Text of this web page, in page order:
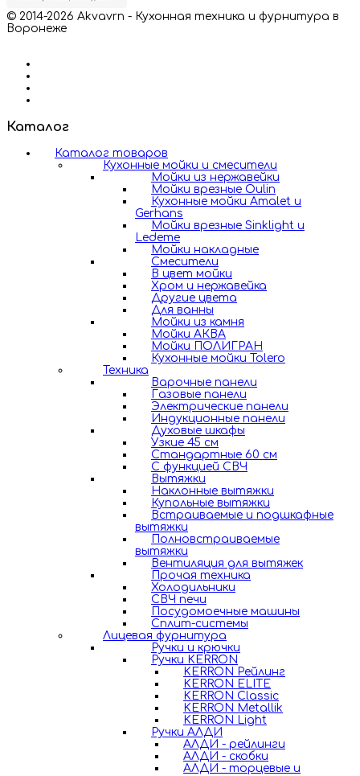
© 2014-2026 Akvavrn - Кухонная техника и фурнитура в
Воронеже
Каталог
Каталог товаров
Кухонные мойки и смесители
Мойки из нержавейки
Мойки врезные Oulin
Кухонные мойки Amalet и
Gerhans
Мойки врезные Sinklight и
Ledeme
Мойки накладные
Смесители
В цвет мойки
Хром и нержавейка
Другие цвета
Для ванны
Мойки из камня
Мойки АКВА
Мойки ПОЛИГРАН
Кухонные мойки Tolero
Техника
Варочные панели
Газовые панели
Электрические панели
Индукционные панели
Духовые шкафы
Узкие 45 см
Стандартные 60 см
С функцией СВЧ
Вытяжки
Наклонные вытяжки
Купольные вытяжки
Встраиваемые и подшкафные
вытяжки
Полновстраиваемые
вытяжки
Вентиляция для вытяжек
Прочая техника
Холодильники
СВЧ печи
Посудомоечные машины
Сплит-системы
Лицевая фурнитура
Ручки и крючки
Ручки KERRON
KERRON Рейлинг
KERRON ELITE
KERRON Classic
KERRON Metallik
KERRON Light
Ручки АЛДИ
АЛДИ - рейлинги
АЛДИ - скобки
АЛДИ - торцевые и